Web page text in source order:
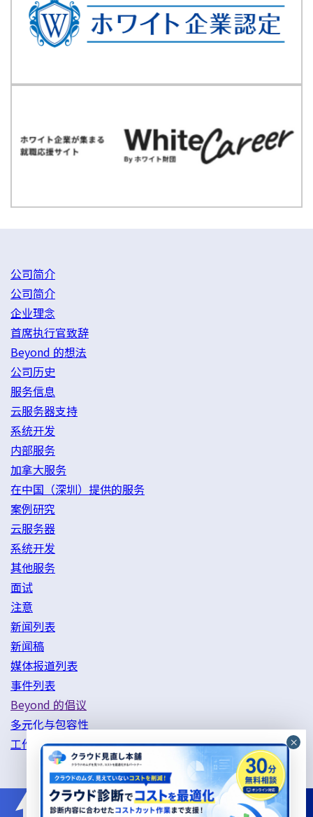
公司简介
公司简介
企业理念
首席执行官致辞
Beyond 的想法
公司历史
服务信息
云服务器支持
系统开发
内部服务
加拿大服务
在中国（深圳）提供的服务
案例研究
云服务器
系统开发
其他服务
面试
注意
新闻列表
新闻稿
媒体报道列表
事件列表
Beyond 的倡议
多元化与包容性
工作方式改革举措